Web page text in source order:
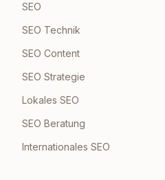
SEO
SEO Technik
SEO Content
SEO Strategie
Lokales SEO
SEO Beratung
Internationales SEO